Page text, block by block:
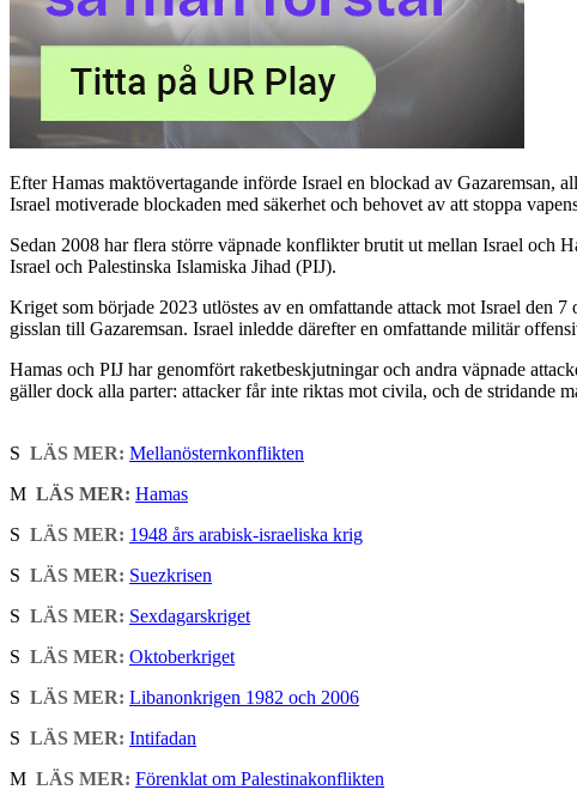
Efter Hamas maktövertagande införde Israel en blockad av Gazaremsan,
Israel motiverade blockaden med säkerhet och behovet av att stoppa
Sedan 2008 har flera större väpnade konflikter brutit ut mellan Israel och
Israel och Palestinska Islamiska Jihad (PIJ).
Kriget som började 2023 utlöstes av en omfattande attack mot Israel den
gisslan till Gazaremsan. Israel inledde därefter en omfattande militär
Hamas och PIJ har genomfört raketbeskjutningar och andra väpnade
gäller dock alla parter: attacker får inte riktas mot civila, och de stridande
S LÄS MER: Mellanösternkonflikten
M LÄS MER: Hamas
S LÄS MER: 1948 års arabisk-israeliska krig
S LÄS MER: Suezkrisen
S LÄS MER: Sexdagarskriget
S LÄS MER: Oktoberkriget
S LÄS MER: Libanonkrigen 1982 och 2006
S LÄS MER: Intifadan
M LÄS MER: Förenklat om Palestinakonflikten